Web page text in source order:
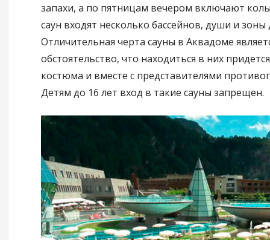
запахи, а по пятницам вечером включают
саун входят несколько бассейнов, души и зоны
Отличительная черта сауны в Аквадоме
обстоятельство, что находиться в них
костюма и вместе с представителями
Детям до 16 лет вход в такие сауны запрещен.